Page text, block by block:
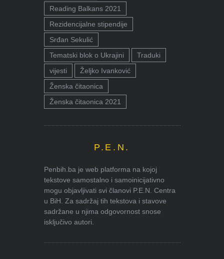
Reading Balkans 2021
Rezidencijalne stipendije
Srđan Sekulić
Tematski blok o Ukrajini
Traduki
vijesti
Željko Ivanković
Ženska čitaonica
Ženska čitaonica 2021
P.E.N.
Penbih.ba je web platforma na kojoj
tekstove samostalno i samoinicijativno
mogu objavljivati svi članovi P.E.N. Centra
u BiH. Za sadržaj tih tekstova i stavove
sadržane u njima odgovornost snose
isključivo autori.